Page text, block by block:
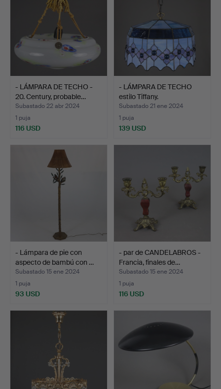
- LÁMPARA DE TECHO -
20. Century, probable…
Subastado 22 abr 2024
1 puja
116 USD
- LÁMPARA DE TECHO
estilo Tiffany.
Subastado 21 ene 2024
1 puja
139 USD
- Lámpara de pie con
aspecto de bambú con …
Subastado 15 ene 2024
1 puja
93 USD
- par de CANDELABROS -
Francia, finales de…
Subastado 15 ene 2024
1 puja
116 USD